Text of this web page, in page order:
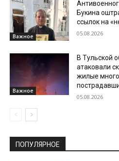
Важное
Букина
ссылок на
05.08.2026
Важное
В Тульской
атаковали
жилые
05.08.2026
ПОПУЛЯРНОЕ